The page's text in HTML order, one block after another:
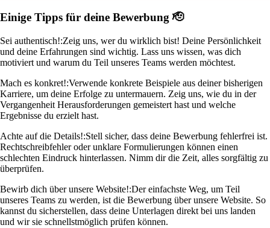
Einige Tipps für deine Bewerbung 🫡
Sei authentisch!:Zeig uns, wer du wirklich bist! Deine Persönlichkeit
und deine Erfahrungen sind wichtig. Lass uns wissen, was dich
motiviert und warum du Teil unseres Teams werden möchtest.
Mach es konkret!:Verwende konkrete Beispiele aus deiner bisherigen
Karriere, um deine Erfolge zu untermauern. Zeig uns, wie du in der
Vergangenheit Herausforderungen gemeistert hast und welche
Ergebnisse du erzielt hast.
Achte auf die Details!:Stell sicher, dass deine Bewerbung fehlerfrei ist.
Rechtschreibfehler oder unklare Formulierungen können einen
schlechten Eindruck hinterlassen. Nimm dir die Zeit, alles sorgfältig zu
überprüfen.
Bewirb dich über unsere Website!:Der einfachste Weg, um Teil
unseres Teams zu werden, ist die Bewerbung über unsere Website. So
kannst du sicherstellen, dass deine Unterlagen direkt bei uns landen
und wir sie schnellstmöglich prüfen können.